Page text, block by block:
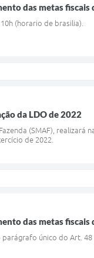
das metas fiscais
(horario de brasilia).
da LDO de 2022
(SMAF), realizará
de 2022.
das metas fiscais
único do Art. 48